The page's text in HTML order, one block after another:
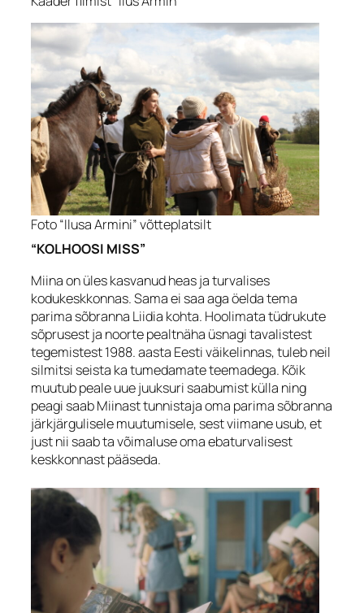
Foto “Ilusa Armini” võtteplatsilt
“KOLHOOSI MISS”
Miina on üles kasvanud heas ja turvalises
kodukeskkonnas. Sama ei saa aga öelda tema
parima sõbranna Liidia kohta. Hoolimata tüdrukute
sõprusest ja noorte pealtnäha üsnagi tavalistest
tegemistest 1988. aasta Eesti väikelinnas, tuleb neil
silmitsi seista ka tumedamate teemadega. Kõik
muutub peale uue juuksuri saabumist külla ning
peagi saab Miinast tunnistaja oma parima sõbranna
järkjärgulisele muutumisele, sest viimane usub, et
just nii saab ta võimaluse oma ebaturvalisest
keskkonnast pääseda.